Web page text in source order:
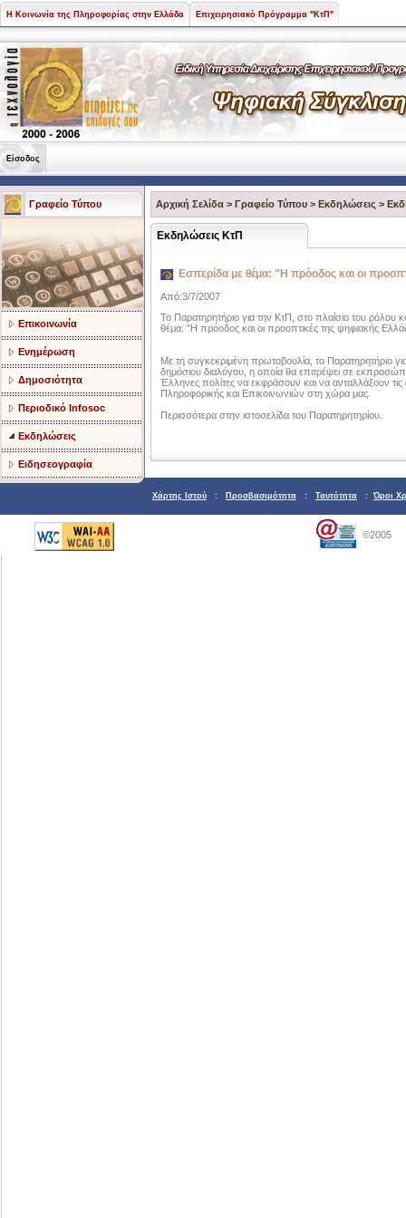
Η Κοινωνία της Πληροφορίας στην Ελλάδα Επιχειρησιακό Πρόγραμμα "ΚτΠ"
Είσοδος
Γραφείο Τύπου
Επικοινωνία
Ενημέρωση
Δημοσιότητα
Περιοδικό Infosoc
Εκδηλώσεις
Ειδησεογραφία
Αρχική Σελίδα > Γραφείο Τύπου > Εκδηλώσεις >
Εκδηλώσεις ΚτΠ
Εσπερίδα με θέμα: "Η πρόοδος και οι
Από:3/7/2007
Το Παρατηρητήριο για την ΚτΠ, στο πλαίσιο του ρόλου
θέμα: "Η πρόοδος και οι προοπτικές της ψηφιακής
Με τη συγκεκριμένη πρωτοβουλία, το Παρατηρητήριο
δημόσιου διαλόγου, η οποία θα επιτρέψει σε
Έλληνες πολίτες να εκφράσουν και να ανταλλάξουν
Πληροφορικής και Επικοινωνιών στη χώρα μας.
Περισσότερα στην ιστοσελίδα του Παρατηρητηρίου.
Χάρτης Ιστού : Προσβασιμότητα : Ταυτότητα : Όροι
©2005